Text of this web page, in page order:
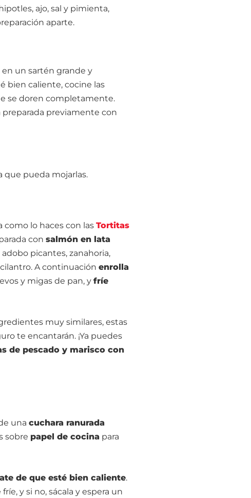
ajo, sal y pimienta,
aparte.
un sartén grande y
bien caliente, cocine las
se doren completamente.
preparada previamente con
que pueda mojarlas.
como lo haces con las Tortitas
con salmón en lata
picantes, zanahoria,
A continuación enrolla
y migas de pan, y fríe
muy similares, estas
te encantarán. ¡Ya puedes
de pescado y marisco con
una cuchara ranurada
sobre papel de cocina para
de que esté bien caliente.
y si no, sácala y espera un